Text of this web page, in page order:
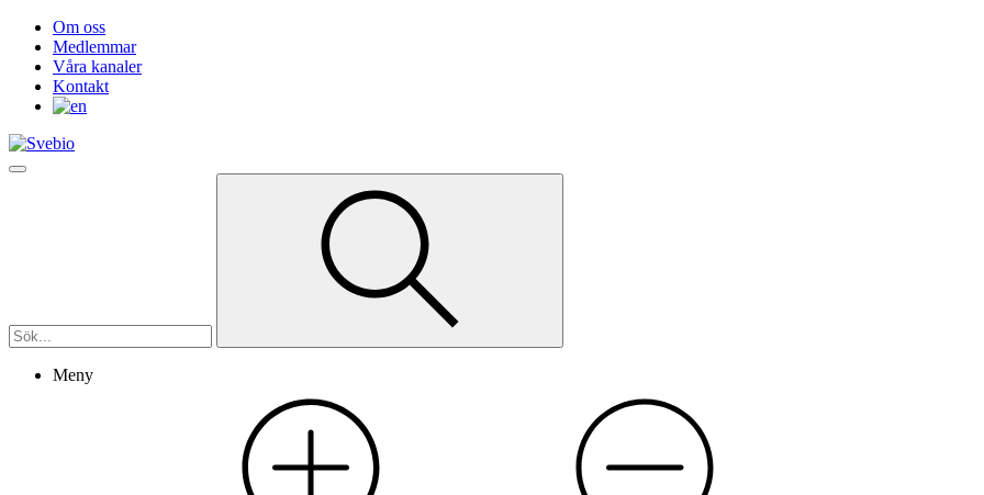
Om oss
Medlemmar
Våra kanaler
Kontakt
Meny